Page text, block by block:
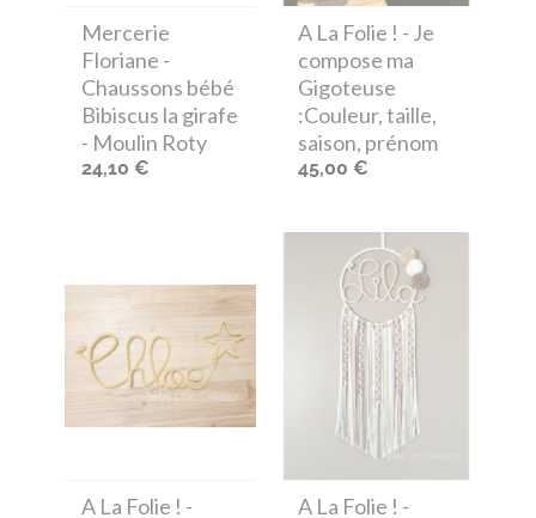
Mercerie
Floriane -
Chaussons bébé
Bibiscus la girafe
- Moulin Roty
24,10 €
A La Folie ! - Je
compose ma
Gigoteuse
:Couleur, taille,
saison, prénom
45,00 €
A La Folie ! -
A La Folie ! -